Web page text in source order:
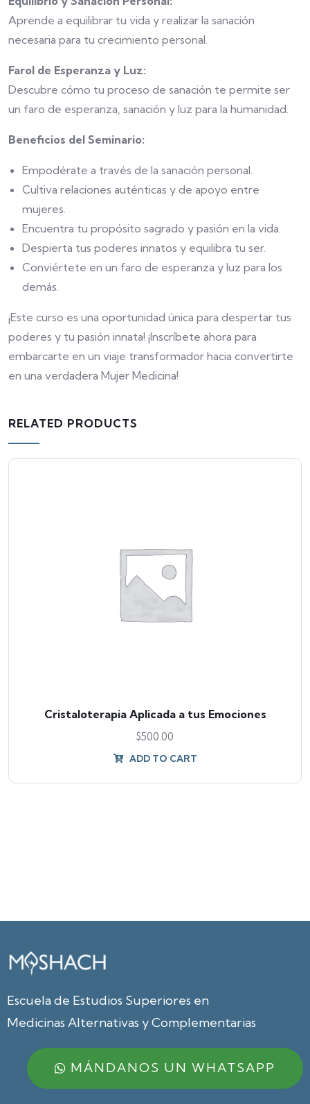
Aprende a equilibrar tu vida y realizar la sanación
necesaria para tu crecimiento personal.
Farol de Esperanza y Luz:
Descubre cómo tu proceso de sanación te permite ser
un faro de esperanza, sanación y luz para la humanidad.
Beneficios del Seminario:
Empodérate a través de la sanación personal.
Cultiva relaciones auténticas y de apoyo entre
mujeres.
Encuentra tu propósito sagrado y pasión en la vida.
Despierta tus poderes innatos y equilibra tu ser.
Conviértete en un faro de esperanza y luz para los
demás.
¡Este curso es una oportunidad única para despertar tus
poderes y tu pasión innata! ¡Inscríbete ahora para
embarcarte en un viaje transformador hacia convertirte
en una verdadera Mujer Medicina!
RELATED PRODUCTS
Cristaloterapia Aplicada a tus Emociones
$500.00
ADD TO CART
Escuela de Estudios Superiores en
Medicinas Alternativas y Complementarias
MÁNDANOS UN WHATSAPP